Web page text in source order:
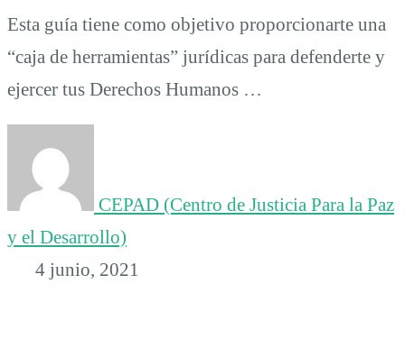
Esta guía tiene como objetivo proporcionarte una
“caja de herramientas” jurídicas para defenderte y
ejercer tus Derechos Humanos …
CEPAD (Centro de Justicia Para la Paz
y el Desarrollo)
4 junio, 2021